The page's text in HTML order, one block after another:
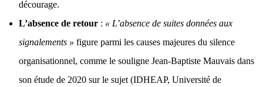
décourage.
L’absence de retour : « L’absence de suites données aux
signalements » figure parmi les causes majeures du silence
organisationnel, comme le souligne Jean-Baptiste Mauvais dans
son étude de 2020 sur le sujet (IDHEAP, Université de